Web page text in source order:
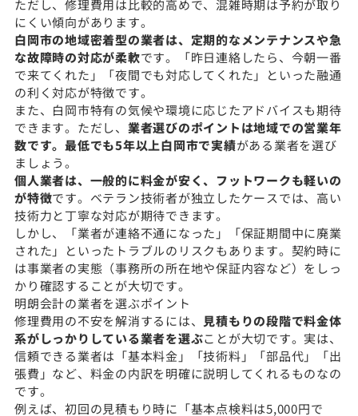
ただし、修理費用は比較的高めで、混雑時期は予約が取り
にくい傾向があります。
白岡市の地域密着型の業者は、定期的なメンテナンスや急
な故障時の対応が柔軟です。「昨日連絡したら、今朝一番
で来てくれた」「夜間でも対応してくれた」といった融通
の利く対応が特徴です。
また、白岡市特有の気候や環境に応じたアドバイスも期待
できます。ただし、 業者選びのポイントは地域での営業年
数です。最低でも5年以上白岡市で実績がある業者を選び
ましょう。
個人業者は、一般的に料金が安く、フットワークも軽いの
が特徴です。ベテラン技術者が独立したケースでは、高い
技術力と丁寧な対応が期待できます。
しかし、「業者が連絡不通になった」「保証期間中に廃業
された」といったトラブルのリスクもあります。契約時に
は事業者の実態（事務所の所在地や保証内容など）をしっ
かり確認することが大切です。
明朗会計の業者を選ぶポイント
修理費用の不安を解消するには、 見積もりの段階で料金体
系がしっかりしている業者を選ぶことが大切です。実は、
信頼できる業者は「基本料金」「技術料」「部品代」「出
張費」など、料金の内訳を明確に説明してくれるものなの
です。
例えば、初回の見積もり時に「基本点検料は5,000円で